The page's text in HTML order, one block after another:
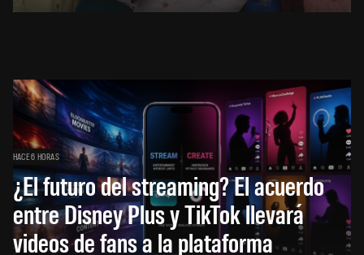
HACE 6 HORAS
¿El futuro del streaming? El acuerdo
entre Disney Plus y TikTok llevará
videos de fans a la plataforma